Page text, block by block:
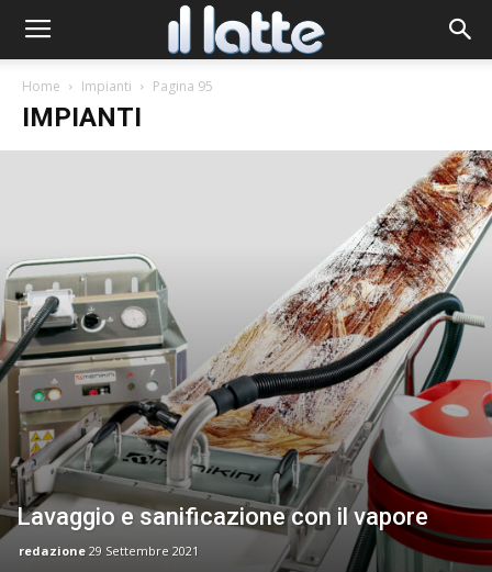
Home Impianti Pagina 95
IMPIANTI
Lavaggio e sanificazione con il vapore
redazione 29 Settembre 2021